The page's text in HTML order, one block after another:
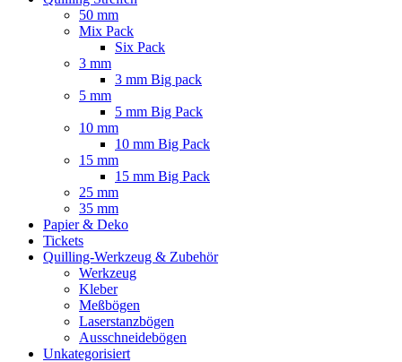
50 mm
Mix Pack
Six Pack
3 mm
3 mm Big pack
5 mm
5 mm Big Pack
10 mm
10 mm Big Pack
15 mm
15 mm Big Pack
25 mm
35 mm
Papier & Deko
Tickets
Quilling-Werkzeug & Zubehör
Werkzeug
Kleber
Meßbögen
Laserstanzbögen
Ausschneidebögen
Unkategorisiert